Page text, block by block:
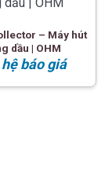
– Máy hút
dầu | OHM
báo giá